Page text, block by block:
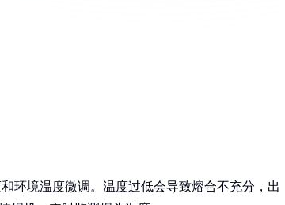
环境温度微调。温度过低会导致熔合不充分，出